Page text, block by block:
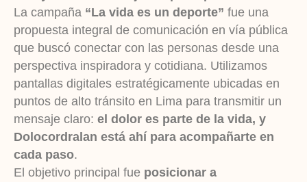
La campaña “La vida es un deporte” fue una
propuesta integral de comunicación en vía pública
que buscó conectar con las personas desde una
perspectiva inspiradora y cotidiana. Utilizamos
pantallas digitales estratégicamente ubicadas en
puntos de alto tránsito en Lima para transmitir un
mensaje claro: el dolor es parte de la vida, y
Dolocordralan está ahí para acompañarte en
cada paso.
El objetivo principal fue posicionar a